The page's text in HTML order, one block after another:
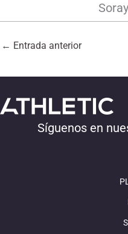
← Entrada anterior
Síguenos en